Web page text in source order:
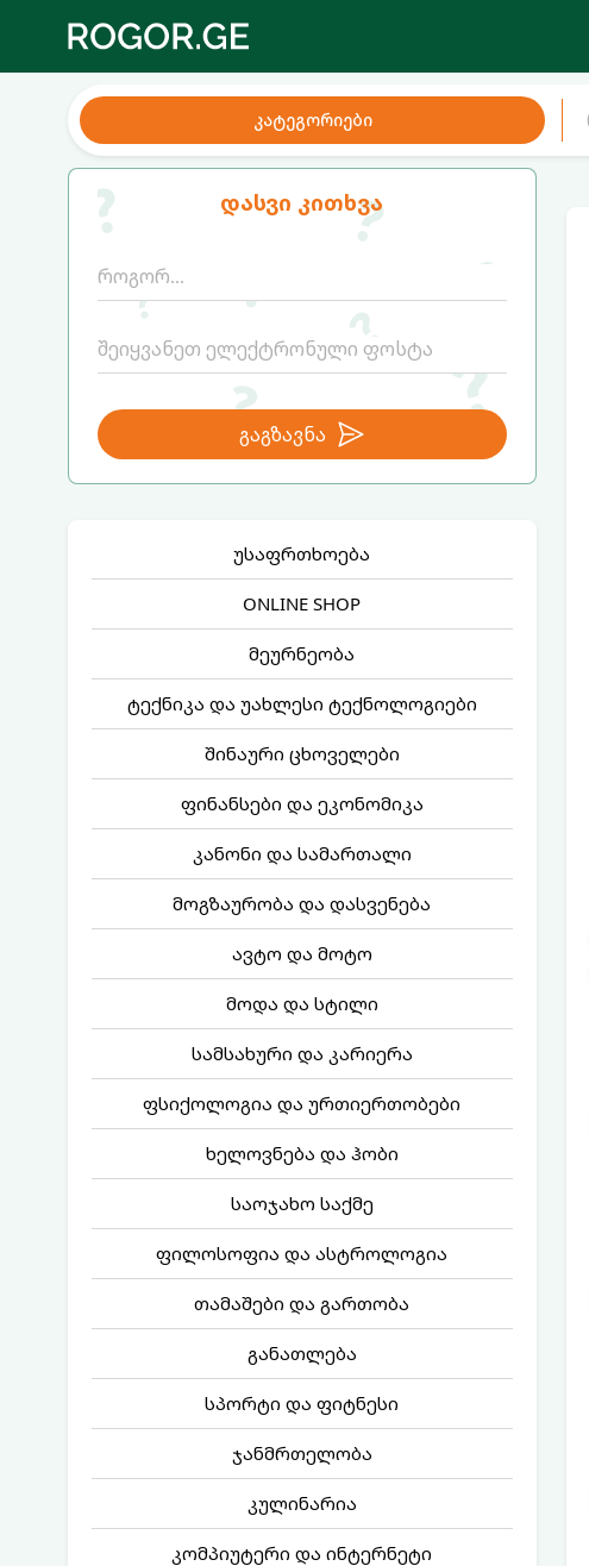
კატეგორიები
დასვი კითხვა
გაგზავნა
უსაფრთხოება
ONLINE SHOP
მეურნეობა
ტექნიკა და უახლესი ტექნოლოგიები
შინაური ცხოველები
ფინანსები და ეკონომიკა
კანონი და სამართალი
მოგზაურობა და დასვენება
ავტო და მოტო
მოდა და სტილი
სამსახური და კარიერა
ფსიქოლოგია და ურთიერთობები
ხელოვნება და ჰობი
საოჯახო საქმე
ფილოსოფია და ასტროლოგია
თამაშები და გართობა
განათლება
სპორტი და ფიტნესი
ჯანმრთელობა
კულინარია
კომპიუტერი და ინტერნეტი